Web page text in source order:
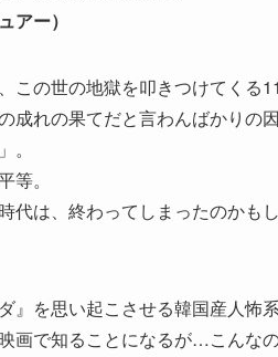
アー）
この世の地獄を叩きつけてくる
成れの果てだと言わんばかりの
。
代は、終わってしまったのかもし
』を思い起こさせる韓国産人怖
画で知ることになるが…こんな